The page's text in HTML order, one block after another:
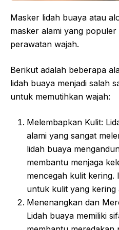
Masker lidah buaya atau
masker alami yang
perawatan wajah.
Berikut adalah beberapa
lidah buaya menjadi salah
untuk memutihkan wajah:
Melembapkan Kulit:
alami yang sangat
lidah buaya
membantu menjaga
mencegah kulit kering.
untuk kulit yang kering
Menenangkan dan
Lidah buaya memiliki